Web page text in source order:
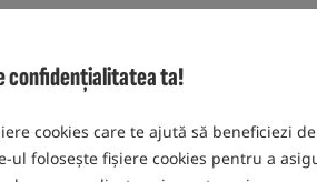
confidențialitatea ta!
cookies care te ajută să beneficiezi
ul folosește fișiere cookies pentru a